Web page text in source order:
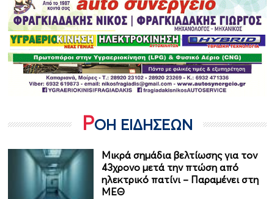
ΡΟΗ ΕΙΔΗΣΕΩΝ
Μικρά σημάδια βελτίωσης για τον
43χρονο μετά την πτώση από
ηλεκτρικό πατίνι – Παραμένει στη
ΜΕΘ